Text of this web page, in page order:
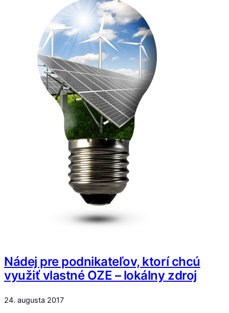
Nádej pre podnikateľov, ktorí chcú
využiť vlastné OZE – lokálny zdroj
24. augusta 2017